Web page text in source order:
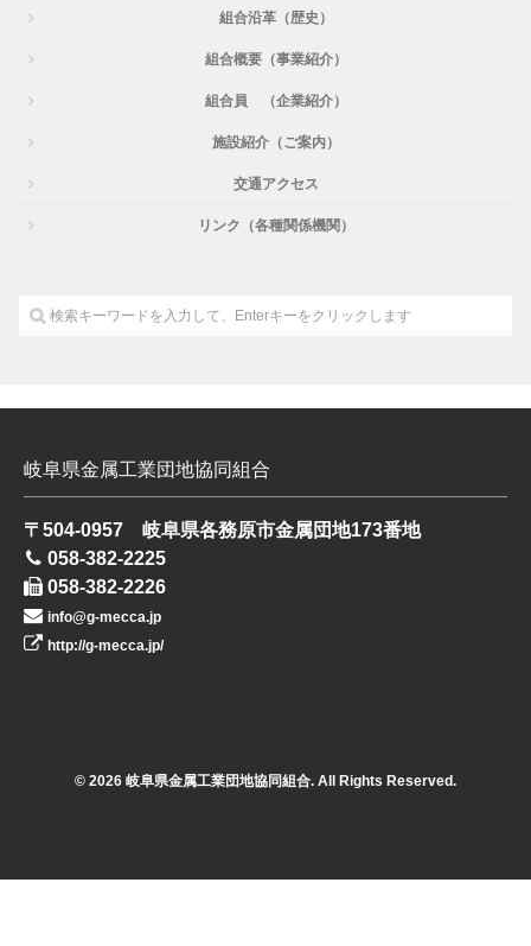
組合沿革（歴史）
組合概要（事業紹介）
組合員 （企業紹介）
施設紹介（ご案内）
交通アクセス
リンク（各種関係機関）
岐阜県金属工業団地協同組合
〒504-0957 岐阜県各務原市金属団地173番地
058-382-2225
058-382-2226
info@g-mecca.jp
http://g-mecca.jp/
© 2026 岐阜県金属工業団地協同組合. All Rights Reserved.